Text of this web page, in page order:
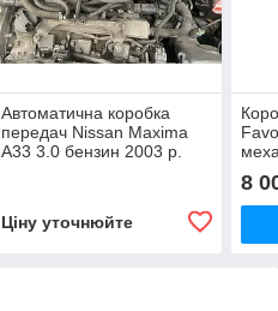
Автоматична коробка
передач Nissan Maxima
A33 3.0 бензин 2003 р.
Ціну уточнюйте
8